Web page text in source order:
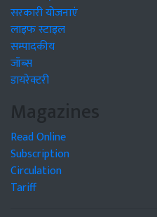
सरकारी योजनाएं
लाइफ स्टाइल
सम्पादकीय
जॉब्स
डायरेक्टरी
Magazines
Read Online
Subscription
Circulation
Tariff